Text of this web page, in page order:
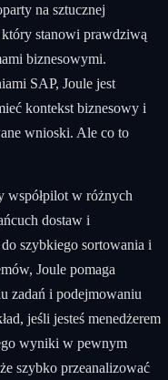
na sztucznej
stanowi prawdziwą
biznesowymi.
SAP, Joule jest
kontekst biznesowy i
wnioski. Ale co to
współpilot w różnych
dostaw i
szybkiego sortowania i
Joule pomaga
zadań i podejmowaniu
jeśli jesteś menedżerem
wyniki w pewnym
szybko przeanalizować